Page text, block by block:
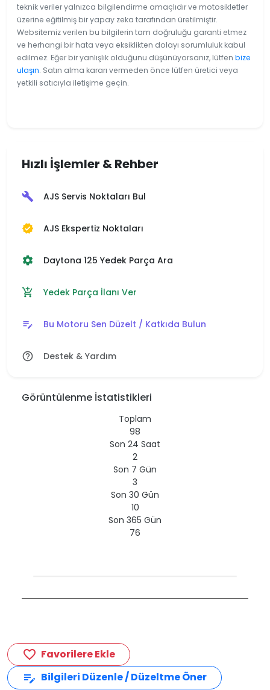
teknik veriler yalnızca bilgilendirme amaçlıdır ve motosikletler
üzerine eğitilmiş bir yapay zeka tarafından üretilmiştir.
Websitemiz verilen bu bilgilerin tam doğruluğu garanti etmez
ve herhangi bir hata veya eksiklikten dolayı sorumluluk kabul
edilmez. Eğer bir yanlışlık olduğunu düşünüyorsanız, lütfen bize
ulaşın. Satın alma kararı vermeden önce lütfen üretici veya
yetkili satıcıyla iletişime geçin.
Hızlı İşlemler & Rehber
build AJS Servis Noktaları Bul
verified AJS Ekspertiz Noktaları
settings Daytona 125 Yedek Parça Ara
add_shopping_cart Yedek Parça İlanı Ver
edit_note Bu Motoru Sen Düzelt / Katkıda Bulun
help_outline Destek & Yardım
Görüntülenme İstatistikleri
Toplam
98
Son 24 Saat
2
Son 7 Gün
3
Son 30 Gün
10
Son 365 Gün
76
favorite_border Favorilere Ekle
edit_note Bilgileri Düzenle / Düzeltme Öner